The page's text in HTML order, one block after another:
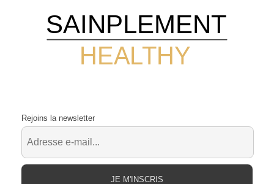
HEALTHY
SAINPLEMENT
Rejoins la newsletter
JE M'INSCRIS